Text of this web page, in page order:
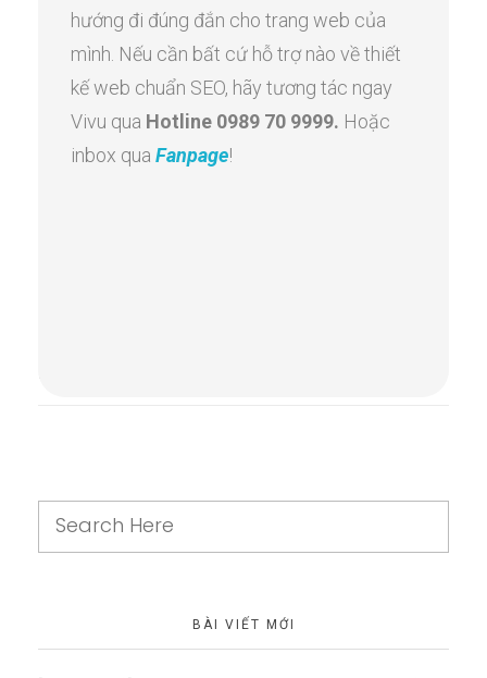
hướng đi đúng đắn cho trang web của
mình. Nếu cần bất cứ hỗ trợ nào về thiết
kế web chuẩn SEO, hãy tương tác ngay
Vivu qua Hotline 0989 70 9999. Hoặc
inbox quaFanpage!
BÀI VIẾT MỚI